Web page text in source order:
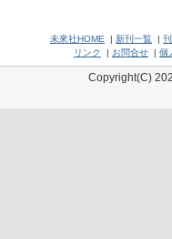
未來社HOME | 新刊一覧 |
リンク
| お問合せ | 個
Copyright(C)